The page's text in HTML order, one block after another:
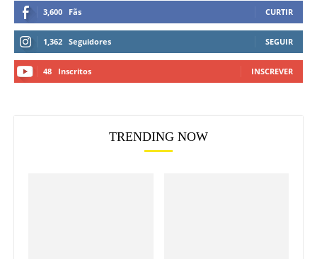
3,600 Fãs CURTIR
1,362 Seguidores SEGUIR
48 Inscritos INSCREVER
TRENDING NOW